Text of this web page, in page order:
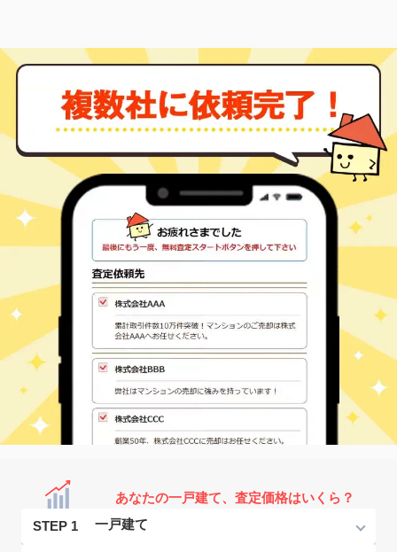
あなたの一戸建て、査定価格はいくら？
STEP 1